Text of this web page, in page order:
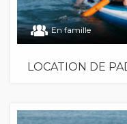
En famille
LOCATION DE